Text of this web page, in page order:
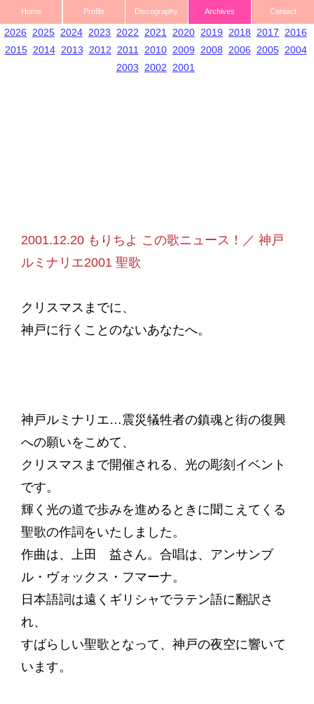
2026 2025 2024 2023 2022 2021 2020 2019 2018 2017
2016
2015 2014 2013 2012 2011 2010 2009 2008 2006 2005 2004
2003
2002 2001
Home Profile Discography Archives Contact
2001.12.20 もりちよ この歌ニュース！／ 神戸
ルミナリエ2001 聖歌
クリスマスまでに、
神戸に行くことのないあなたへ。
神戸ルミナリエ…震災犠牲者の鎮魂と街の復興
への願いをこめて、
クリスマスまで開催される、光の彫刻イベント
です。
輝く光の道で歩みを進めるときに聞こえてくる
聖歌の作詞をいたしました。
作曲は、上田 益さん。合唱は、アンサンブ
ル・ヴォックス・フマーナ。
日本語詞は遠くギリシャでラテン語に翻訳さ
れ、
すばらしい聖歌となって、神戸の夜空に響いて
います。